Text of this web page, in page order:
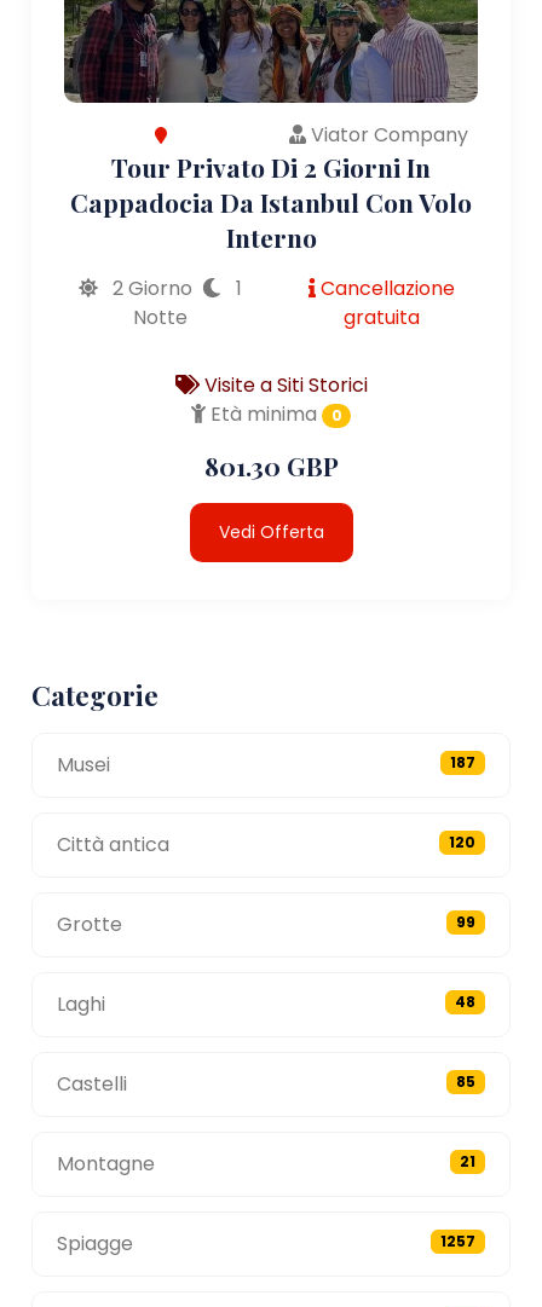
Viator Company
Tour Privato Di 2 Giorni In
Cappadocia Da Istanbul Con Volo
Interno
2 Giorno
1
Notte
Cancellazione
gratuita
Visite a Siti Storici
Età minima
0
801.30 GBP
Vedi Offerta
Categorie
Musei 187
Città antica 120
Grotte 99
Laghi 48
Castelli 85
Montagne 21
Spiagge 1257